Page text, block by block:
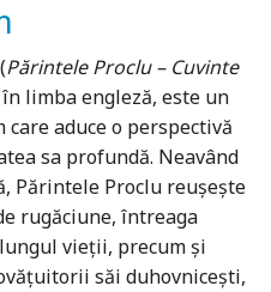
Părintele Proclu – Cuvinte
limba engleză, este un
aduce o perspectivă
sa profundă. Neavând
Părintele Proclu reușește
rugăciune, întreaga
vieții, precum și
săi duhovnicești,